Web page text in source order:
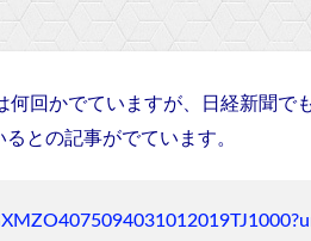
回かでていますが、日経新聞で
との記事がでています。